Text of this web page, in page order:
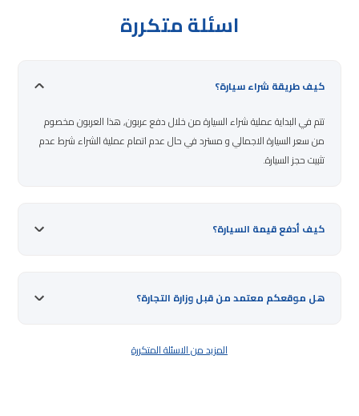
اسئلة متكررة
كيف طريقة شراء سيارة؟
تتم في البداية عملية شراء السيارة من خلال دفع عربون, هذا العربون مخصوم
من سعر السيارة الاجمالي و مسترد في حال عدم اتمام عملية الشراء شرط عدم
تثبيت حجز السيارة.
كيف أدفع قيمة السيارة؟
هل موقعكم معتمد من قبل وزارة التجارة؟
المزيد من الاسئلة المتكررة